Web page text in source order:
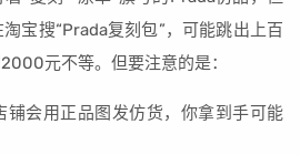
宝搜“Prada复刻包”，可能跳出上百
元不等。但要注意的是：
铺会用正品图发仿货，你拿到手可能